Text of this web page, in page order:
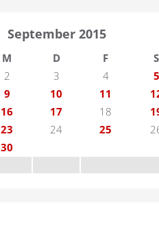
September 2015
M D F
S
2 3 4
5
9 10 11
16 17 18
23 24 25
30